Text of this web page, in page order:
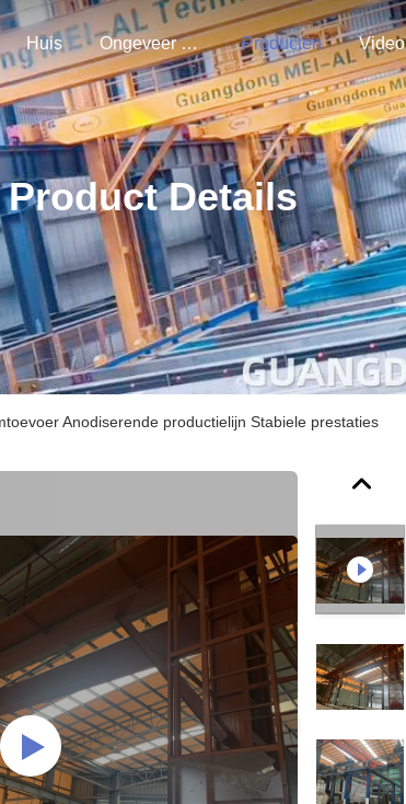
Huis Ongeveer Ons Producten Video
Product Details
Anodiserende productielijn Stabiele prestaties